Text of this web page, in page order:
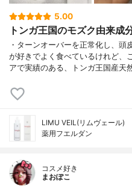
5.00
トンガ王国のモズク由来成
・ターンオーバーを正常化し、頭
が好きでよく食べているけれど、
アで実績のある、トンガ王国産天
LIMU VEIL(リムヴェール)
薬用フエルダン
コスメ好き
まおぽこ